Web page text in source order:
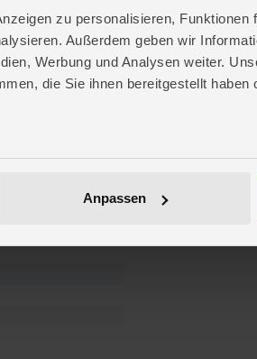
zu personalisieren,
Außerdem geben wir
Werbung und Analysen weiter.
die Sie ihnen bereitgestellt
Anpassen